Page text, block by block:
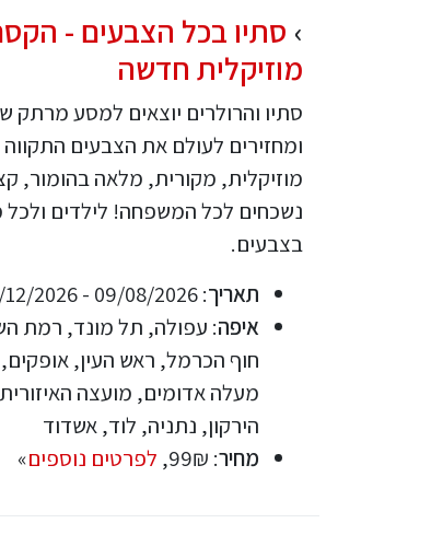
סתיו בכל הצבעים -
מוזיקלית חדשה
סתיו והרולרים יוצאים למסע מרתק
ומחזירים לעולם את הצבעים
מוזיקלית, מקורית, מלאה בהומור,
נשכחים לכל המשפחה! לילדים ולכל
בצבעים.
תאריך: 09/08/2026 - 06/12/2026
איפה: עפולה, תל מונד, רמת
חוף הכרמל, ראש העין,
מעלה אדומים, מועצה
הירקון, נתניה, לוד, אשדוד
מחיר: 99₪, לפרטים נוספים»